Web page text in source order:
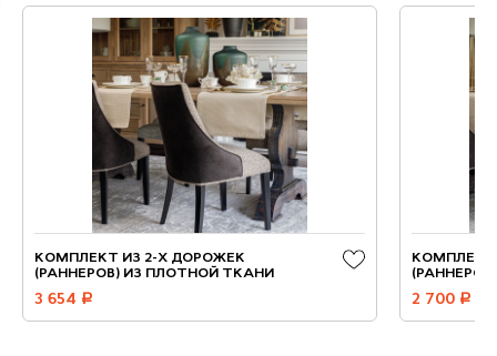
КОМПЛЕКТ ИЗ 2-Х ДОРОЖЕК
(РАННЕРОВ) ИЗ ПЛОТНОЙ ТКАНИ
3 654 руб.
КОМПЛЕКТ
2 700 руб.